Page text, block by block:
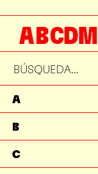
ABCDM
A
B
C